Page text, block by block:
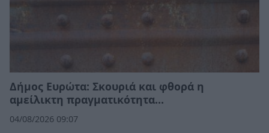
Δήμος Ευρώτα: Σκουριά και φθορά η
αμείλικτη πραγματικότητα…
04/08/2026 09:07